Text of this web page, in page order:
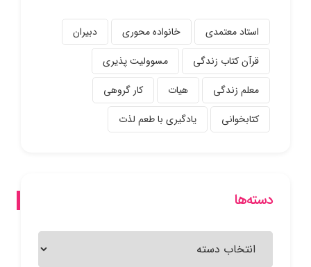
استاد معتمدی خانواده محوری
دبیران
قرآن کتاب زندگی
مسوولیت پذیری
معلم زندگی
هیات
کار گروهی
کتابخوانی
یادگیری با طعم لذت
دسته‌ها